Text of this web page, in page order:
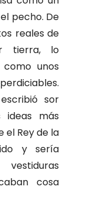
pecho. De
reales de
tierra, lo
unos
sor
más
el Rey de la
y sería
cosa